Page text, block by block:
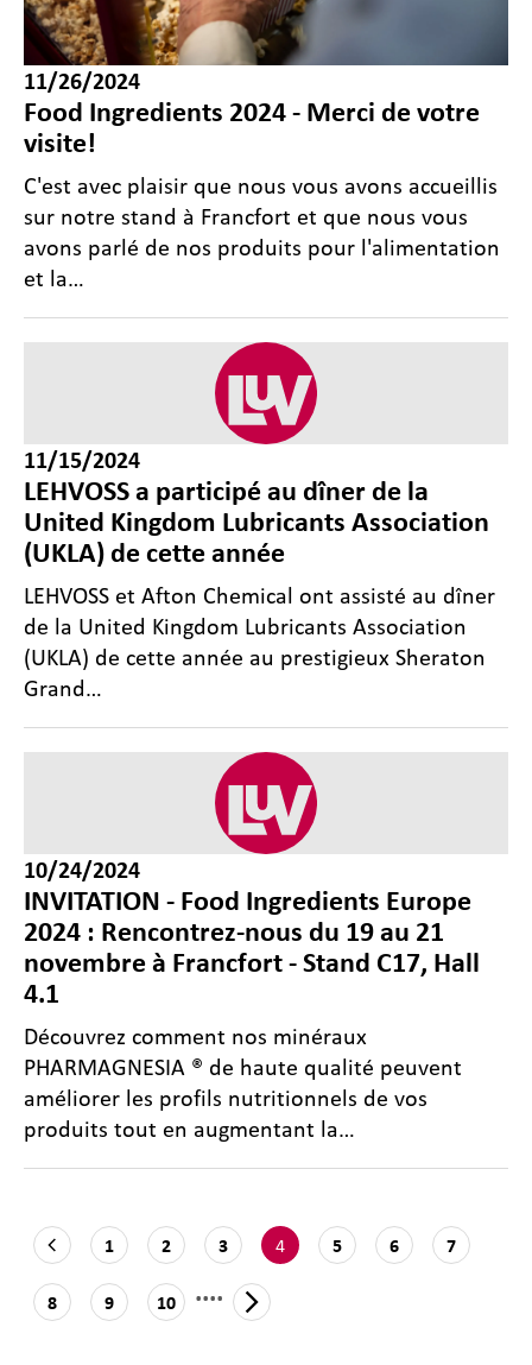
11/26/2024
Food Ingredients 2024 - Merci de votre
visite!
C'est avec plaisir que nous vous avons accueillis
sur notre stand à Francfort et que nous vous
avons parlé de nos produits pour l'alimentation
et la…
11/15/2024
LEHVOSS a participé au dîner de la
United Kingdom Lubricants Association
(UKLA) de cette année
LEHVOSS et Afton Chemical ont assisté au dîner
de la United Kingdom Lubricants Association
(UKLA) de cette année au prestigieux Sheraton
Grand…
10/24/2024
INVITATION - Food Ingredients Europe
2024 : Rencontrez-nous du 19 au 21
novembre à Francfort - Stand C17, Hall
4.1
Découvrez comment nos minéraux
PHARMAGNESIA ® de haute qualité peuvent
améliorer les profils nutritionnels de vos
produits tout en augmentant la…
1 2 3 4 5 6 7
8 9 10 ....